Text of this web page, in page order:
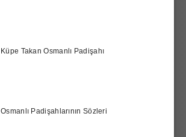
Küpe Takan Osmanlı Padişahı
Osmanlı Padişahlarının Sözleri